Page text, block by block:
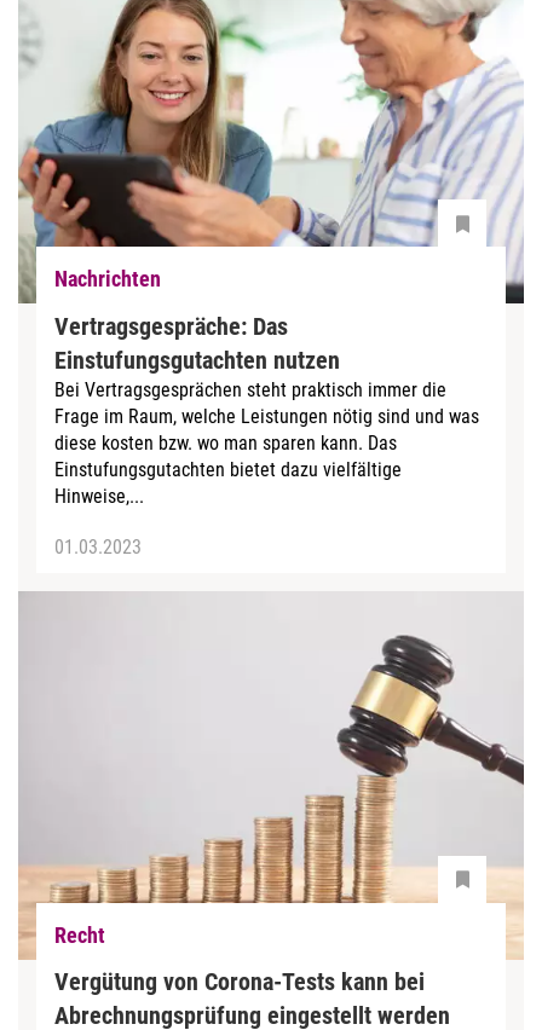
Nachrichten
Vertragsgespräche: Das
Einstufungsgutachten nutzen
Bei Vertragsgesprächen steht praktisch immer die
Frage im Raum, welche Leistungen nötig sind und was
diese kosten bzw. wo man sparen kann. Das
Einstufungsgutachten bietet dazu vielfältige
Hinweise,...
01.03.2023
Recht
Vergütung von Corona-Tests kann bei
Abrechnungsprüfung eingestellt werden